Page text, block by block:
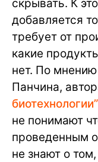
скрывать. К
добавляется
требует от
какие
нет. По
Панчина,
биотехнологии”
не понимают
проведенным
не знают о